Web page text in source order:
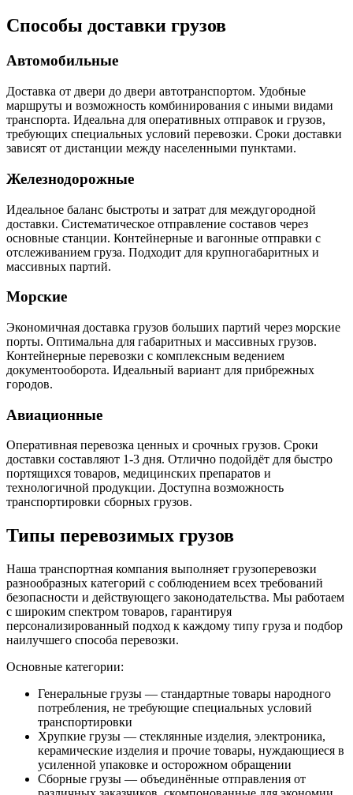
Способы доставки грузов
Автомобильные
Доставка от двери до двери автотранспортом. Удобные
маршруты и возможность комбинирования с иными видами
транспорта. Идеальна для оперативных отправок и грузов,
требующих специальных условий перевозки. Сроки доставки
зависят от дистанции между населенными пунктами.
Железнодорожные
Идеальное баланс быстроты и затрат для междугородной
доставки. Систематическое отправление составов через
основные станции. Контейнерные и вагонные отправки с
отслеживанием груза. Подходит для крупногабаритных и
массивных партий.
Морские
Экономичная доставка грузов больших партий через морские
порты. Оптимальна для габаритных и массивных грузов.
Контейнерные перевозки с комплексным ведением
документооборота. Идеальный вариант для прибрежных
городов.
Авиационные
Оперативная перевозка ценных и срочных грузов. Сроки
доставки составляют 1-3 дня. Отлично подойдёт для быстро
портящихся товаров, медицинских препаратов и
технологичной продукции. Доступна возможность
транспортировки сборных грузов.
Типы перевозимых грузов
Наша транспортная компания выполняет грузоперевозки
разнообразных категорий с соблюдением всех требований
безопасности и действующего законодательства. Мы работаем
с широким спектром товаров, гарантируя
персонализированный подход к каждому типу груза и подбор
наилучшего способа перевозки.
Основные категории:
Генеральные грузы — стандартные товары народного
потребления, не требующие специальных условий
транспортировки
Хрупкие грузы — стеклянные изделия, электроника,
керамические изделия и прочие товары, нуждающиеся в
усиленной упаковке и осторожном обращении
Сборные грузы — объединённые отправления от